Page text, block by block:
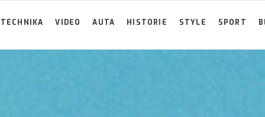
TECHNIKA VIDEO AUTA HISTORIE STYLE SPORT